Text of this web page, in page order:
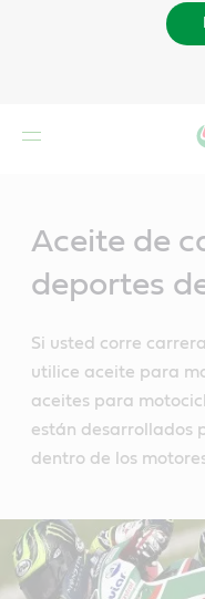
Aceite de
deportes
Si usted corre
utilice aceite para
aceites para
están desarrollados
dentro de los